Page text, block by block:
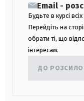
Email -
Будьте в курсі
Перейдіть на
обрати ті, що
інтересам.
ДО